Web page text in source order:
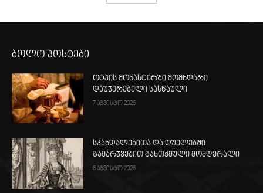
ბოლო პოსტები
ოტპის მონასტერში მომხდარი
დაუჯერებელი სასწაული
7 აგვისტო 2026
სკანდალებითა და დუელებში
გამარჯვებით განთქმული მომღერალი
6 აგვისტო 2026